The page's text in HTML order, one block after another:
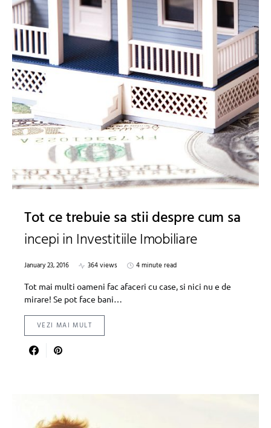
Tot ce trebuie sa stii despre cum sa
incepi in Investitiile Imobiliare
January 23, 2016 364 views
4 minute read
Tot mai multi oameni fac afaceri cu case, si nici nu e de
mirare! Se pot face bani…
VEZI MAI MULT